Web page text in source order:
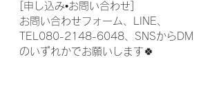
[申し込み•お問い合わせ]
お問い合わせフォーム、LINE、
TEL080-2148-6048、SNSからDM
のいずれかでお願いします🍀